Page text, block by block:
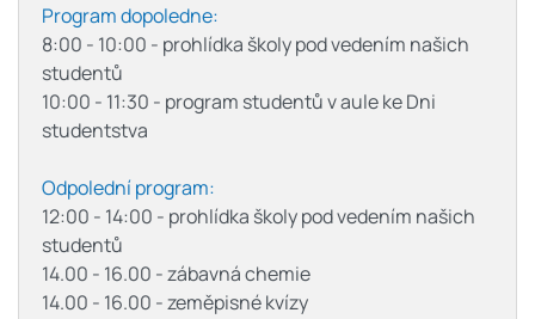
Program dopoledne:
8:00 - 10:00 - prohlídka školy pod vedením našich
studentů
10:00 - 11:30 - program studentů v aule ke Dni
studentstva
Odpolední program:
12:00 - 14:00 - prohlídka školy pod vedením našich
studentů
14.00 - 16.00 - zábavná chemie
14.00 - 16.00 - zeměpisné kvízy